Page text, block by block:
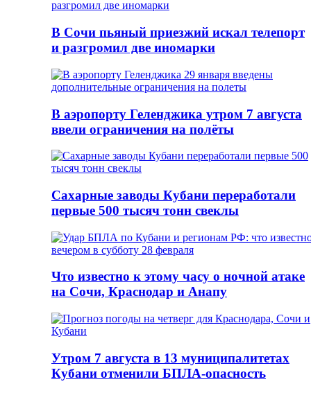
В Сочи пьяный приезжий искал телепорт
и разгромил две иномарки
В аэропорту Геленджика утром 7 августа
ввели ограничения на полёты
Сахарные заводы Кубани переработали
первые 500 тысяч тонн свеклы
Что известно к этому часу о ночной атаке
на Сочи, Краснодар и Анапу
Утром 7 августа в 13 муниципалитетах
Кубани отменили БПЛА-опасность